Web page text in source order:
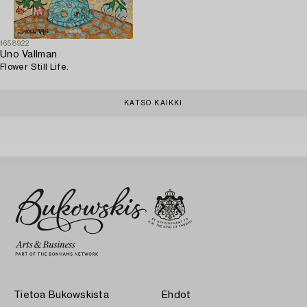
1658922
Uno Vallman
Flower Still Life.
KATSO KAIKKI
Tietoa Bukowskista Ehdot